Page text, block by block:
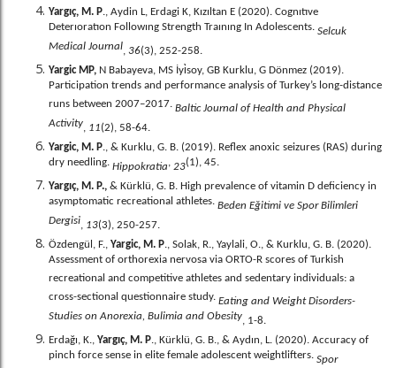
Yargıç, M. P., Aydin L, Erdagi K, Kızıltan E (2020). Cognıtıve
Deterıoratıon Followıng Strength Traınıng In Adolescents. Selcuk
Medical Journal, 36(3), 252-258.
Yargic MP, N Babayeva, MS İyi̇soy, GB Kurklu, G Dönmez (2019).
Participation trends and performance analysis of Turkey’s long-distance
runs between 2007–2017. Baltic Journal of Health and Physical
Activity, 11(2), 58-64.
Yargic, M. P., & Kurklu, G. B. (2019). Reflex anoxic seizures (RAS) during
dry needling. Hippokratia, 23(1), 45.
Yargıç, M. P., & Kürklü, G. B. High prevalence of vitamin D deficiency in
asymptomatic recreational athletes. Beden Eğitimi ve Spor Bilimleri
Dergisi, 13(3), 250-257.
Özdengül, F., Yargic, M. P., Solak, R., Yaylali, O., & Kurklu, G. B. (2020).
Assessment of orthorexia nervosa via ORTO-R scores of Turkish
recreational and competitive athletes and sedentary individuals: a
cross-sectional questionnaire study. Eating and Weight Disorders-
Studies on Anorexia, Bulimia and Obesity, 1-8.
Erdağı, K., Yargıç, M. P., Kürklü, G. B., & Aydın, L. (2020). Accuracy of
pinch force sense in elite female adolescent weightlifters. Spor